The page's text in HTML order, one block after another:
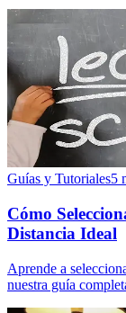
Guías y Tutoriales5
Cómo
Distancia Ideal
Aprende a
nuestra guía